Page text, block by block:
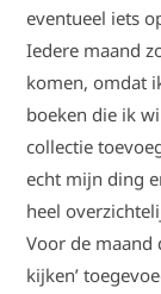
eventueel iets
Iedere maand
komen, omdat
boeken die ik
collectie
echt mijn ding
heel
Voor de maand
kijken’